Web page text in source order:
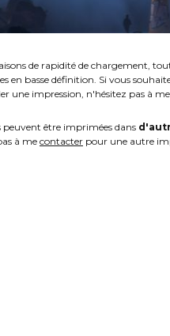
de rapidité de chargement,
en basse définition. Si vous
une impression, n'hésitez pas à me
peuvent être imprimées dans
à me contacter pour une autre